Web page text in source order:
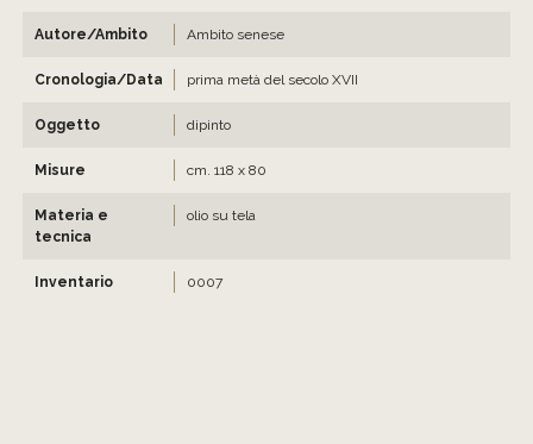
Autore/Ambito Ambito senese
Cronologia/Data prima metà del secolo XVII
Oggetto dipinto
Misure cm. 118 x 80
Materia e
tecnica
olio su tela
Inventario 0007